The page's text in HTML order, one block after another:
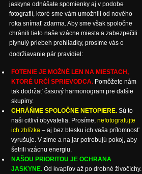
jaskyne odnášate spomienky aj v podobe
fotografií, ktoré sme vám umožnili od nového
roka snímať zdarma. Aby sme však spoločne
chránili tieto naše vzácne miesta a zabezpečili
plynulý priebeh prehliadky, prosíme vás o
dodržiavanie pár pravidiel:
FOTENIE JE MOŽNÉ LEN NA MIESTACH,
KTORÉ URČÍ SPRIEVODCA. Pomôžete nám
tak dodržať časový harmonogram pre ďalšie
skupiny.
CHRÁŇME SPOLOČNE NETOPIERE. Sú to
naši citliví obyvatelia. Prosíme, nefotografujte
ich zblízka – aj bez blesku ich vaša prítomnosť
vyrušuje. V zime a na jar potrebujú pokoj, aby
šetrili vzácnu energiu.
NAŠOU PRIORITOU JE OCHRANA
JASKYNE. Od kvapľov až po drobné živočíchy.